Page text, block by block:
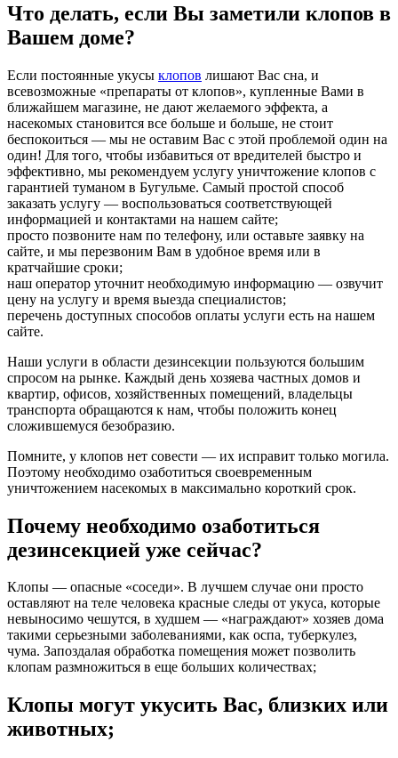
Что делать, если Вы заметили клопов в
Вашем доме?
Если постоянные укусы клопов лишают Вас сна, и
всевозможные «препараты от клопов», купленные Вами в
ближайшем магазине, не дают желаемого эффекта, а
насекомых становится все больше и больше, не стоит
беспокоиться — мы не оставим Вас с этой проблемой один на
один! Для того, чтобы избавиться от вредителей быстро и
эффективно, мы рекомендуем услугу уничтожение клопов с
гарантией туманом в Бугульме. Самый простой способ
заказать услугу — воспользоваться соответствующей
информацией и контактами на нашем сайте;
просто позвоните нам по телефону, или оставьте заявку на
сайте, и мы перезвоним Вам в удобное время или в
кратчайшие сроки;
наш оператор уточнит необходимую информацию — озвучит
цену на услугу и время выезда специалистов;
перечень доступных способов оплаты услуги есть на нашем
сайте.
Наши услуги в области дезинсекции пользуются большим
спросом на рынке. Каждый день хозяева частных домов и
квартир, офисов, хозяйственных помещений, владельцы
транспорта обращаются к нам, чтобы положить конец
сложившемуся безобразию.
Помните, у клопов нет совести — их исправит только могила.
Поэтому необходимо озаботиться своевременным
уничтожением насекомых в максимально короткий срок.
Почему необходимо озаботиться
дезинсекцией уже сейчас?
Клопы — опасные «соседи». В лучшем случае они просто
оставляют на теле человека красные следы от укуса, которые
невыносимо чешутся, в худшем — «награждают» хозяев дома
такими серьезными заболеваниями, как оспа, туберкулез,
чума. Запоздалая обработка помещения может позволить
клопам размножиться в еще больших количествах;
Клопы могут укусить Вас, близких или
животных;